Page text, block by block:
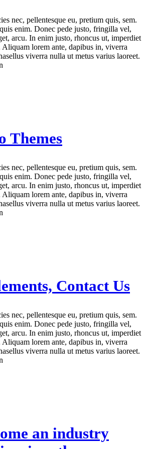
nec, pellentesque eu, pretium quis, sem.
enim. Donec pede justo, fringilla vel,
arcu. In enim justo, rhoncus ut, imperdiet
Aliquam lorem ante, dapibus in, viverra
viverra nulla ut metus varius laoreet.
Themes
nec, pellentesque eu, pretium quis, sem.
enim. Donec pede justo, fringilla vel,
arcu. In enim justo, rhoncus ut, imperdiet
Aliquam lorem ante, dapibus in, viverra
viverra nulla ut metus varius laoreet.
Contact Us
nec, pellentesque eu, pretium quis, sem.
enim. Donec pede justo, fringilla vel,
arcu. In enim justo, rhoncus ut, imperdiet
Aliquam lorem ante, dapibus in, viverra
viverra nulla ut metus varius laoreet.
an industry